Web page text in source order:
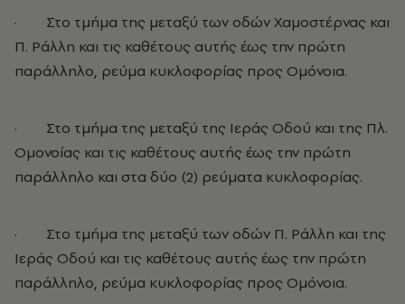
· Στο τμήμα της μεταξύ των οδών Χαμοστέρνας και
Π. Ράλλη και τις καθέτους αυτής έως την πρώτη
παράλληλο, ρεύμα κυκλοφορίας προς Ομόνοια.
· Στο τμήμα της μεταξύ της Ιεράς Οδού και της Πλ.
Ομονοίας και τις καθέτους αυτής έως την πρώτη
παράλληλο και στα δύο (2) ρεύματα κυκλοφορίας.
· Στο τμήμα της μεταξύ των οδών Π. Ράλλη και της
Ιεράς Οδού και τις καθέτους αυτής έως την πρώτη
παράλληλο, ρεύμα κυκλοφορίας προς Ομόνοια.